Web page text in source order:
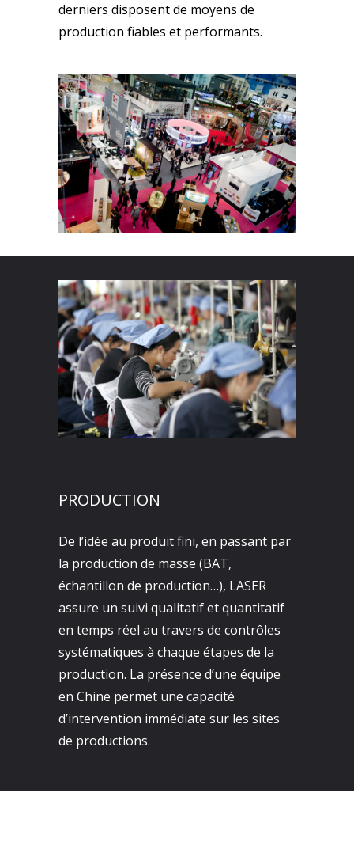
derniers disposent de moyens de
production fiables et performants.
PRODUCTION
De l’idée au produit fini, en passant par
la production de masse (BAT,
échantillon de production…), LASER
assure un suivi qualitatif et quantitatif
en temps réel au travers de contrôles
systématiques à chaque étapes de la
production. La présence d’une équipe
en Chine permet une capacité
d’intervention immédiate sur les sites
de productions.